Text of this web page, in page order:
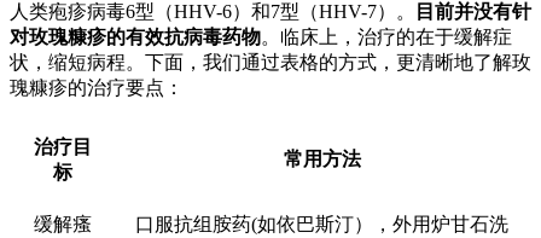
人类疱疹病毒6型（HHV-6）和7型（HHV-7）。
目前并没有针
对玫瑰糠疹的有效抗病毒药物。临床上，治疗的在于缓解症
状，缩短病程。下面，我们通过表格的方式，更清晰地了解玫
瑰糠疹的治疗要点：
治疗目
标
常用方法
缓解瘙
口服抗组胺药(如依巴斯汀），外用炉甘石洗